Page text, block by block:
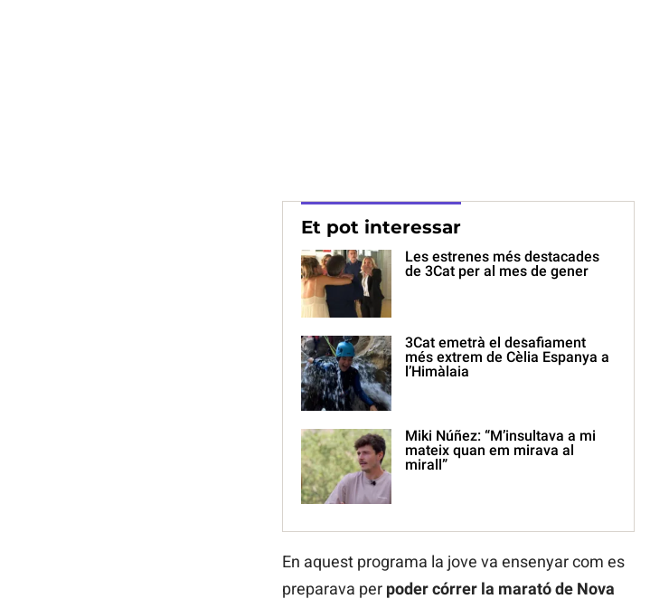
Et pot interessar
Les estrenes més destacades
de 3Cat per al mes de gener
3Cat emetrà el desafiament
més extrem de Cèlia Espanya a
l’Himàlaia
Miki Núñez: “M’insultava a mi
mateix quan em mirava al
mirall”
En aquest programa la jove va ensenyar com es
preparava per poder córrer la marató de Nova